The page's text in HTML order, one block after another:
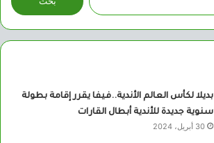
عن:
بديلا لكأس العالم الأندية..فيفا يقرر إقامة بطولة
سنوية جديدة للأندية أبطال القارات
30 أبريل، 2024